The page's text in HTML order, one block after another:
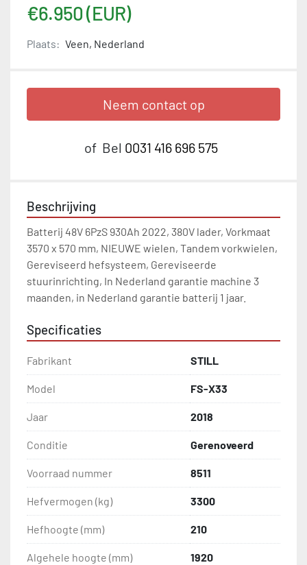
€6.950 (EUR)
Plaats: Veen, Nederland
Neem contact op
of Bel 0031 416 696 575
Beschrijving
Batterij 48V 6PzS 930Ah 2022, 380V lader, Vorkmaat
3570 x 570 mm, NIEUWE wielen, Tandem vorkwielen,
Gereviseerd hefsysteem, Gereviseerde
stuurinrichting, In Nederland garantie machine 3
maanden, in Nederland garantie batterij 1 jaar.
Specificaties
Fabrikant STILL
Model FS-X33
Jaar 2018
Conditie Gerenoveerd
Voorraad nummer 8511
Hefvermogen (kg) 3300
Hefhoogte (mm) 210
Algehele hoogte (mm) 1920